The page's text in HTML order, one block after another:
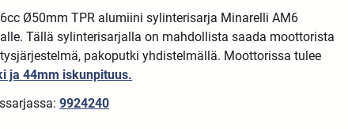
Ø50mm TPR alumiini sylinterisarja Minarelli AM6
Tällä sylinterisarjalla on mahdollista saada moottorista
pakoputki yhdistelmällä. Moottorissa tulee
ja 44mm iskunpituus.
9924240